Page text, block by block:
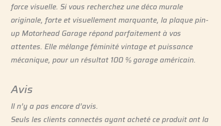
force visuelle. Si vous recherchez une déco murale
originale, forte et visuellement marquante, la plaque pin-
up Motorhead Garage répond parfaitement à vos
attentes. Elle mélange féminité vintage et puissance
mécanique, pour un résultat 100 % garage américain.
Avis
Il n’y a pas encore d’avis.
Seuls les clients connectés ayant acheté ce produit ont la